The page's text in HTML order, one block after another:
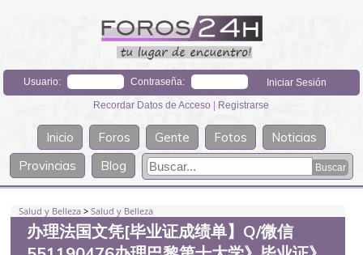
Usuario: Contraseña:
Recordar Datos de Acceso | Registrarse
Inicio Foros Gente Fotos
Noticias
Provincias
Blog
Salud y Belleza >Salud y Belleza
办理法国文凭[毕业证成绩单】Q/微信